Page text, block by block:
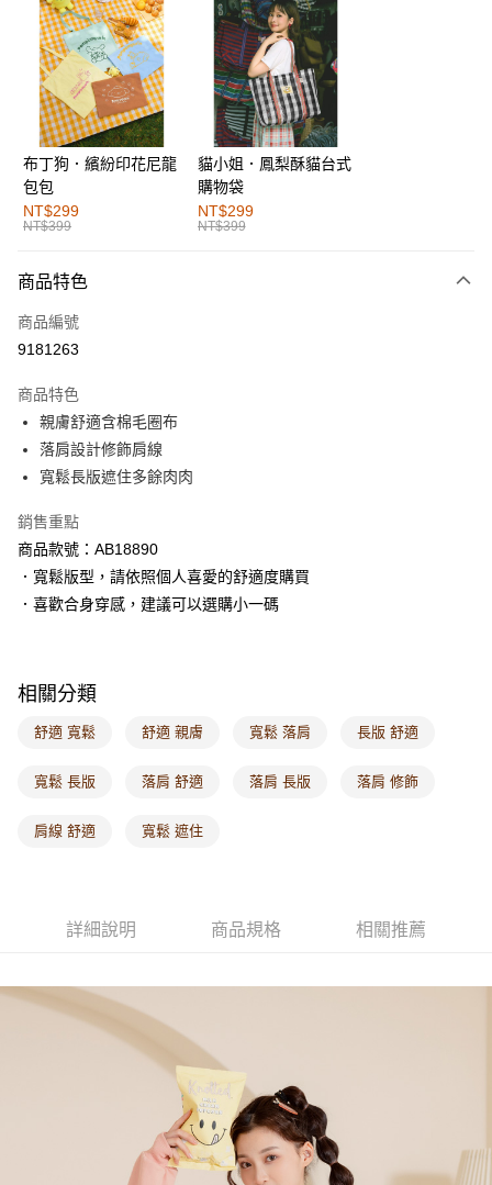
超商取貨付款
LINE Pay
街口支付
運送方式
全家取貨付款
每筆NT$60，滿NT$1,000(含以上)免運費
付款後全家取貨
萊爾富取貨付款
付款後萊爾富取貨
每筆NT$60，滿NT$1,000(含以上)免運費
7-11取貨付款
每筆NT$60，滿NT$1,000(含以上)免運費
付款後7-11取貨
每筆NT$60，滿NT$1,000(含以上)免運費
付款後門市自取
每筆NT$60，滿NT$1,000(含以上)免運費
布丁狗．繽紛印花尼龍
包包
NT$299
NT$399
貓小姐．鳳梨酥貓台式
購物袋
NT$299
NT$399
商品特色
商品編號
9181263
商品特色
親膚舒適含棉毛圈布
落肩設計修飾肩線
寬鬆長版遮住多餘肉肉
銷售重點
商品款號：AB18890
．寬鬆版型，請依照個人喜愛的舒適度購買
．喜歡合身穿感，建議可以選購小一碼
相關分類
舒適 寬鬆 舒適 親膚 寬鬆 落肩 長版 舒適
寬鬆 長版 落肩 舒適 落肩 長版 落肩 修飾
肩線 舒適 寬鬆 遮住
詳細說明 商品規格 相關推薦